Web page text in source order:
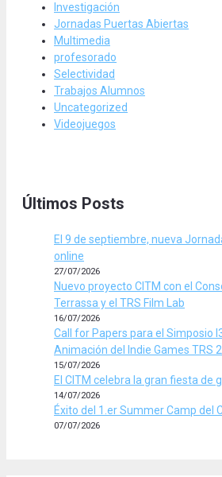
Investigación
Jornadas Puertas Abiertas
Multimedia
profesorado
Selectividad
Trabajos Alumnos
Uncategorized
Videojuegos
Últimos Posts
El 9 de septiembre, nueva
online
27/07/2026
Nuevo proyecto CITM con el
Terrassa y el TRS Film Lab
16/07/2026
Call for Papers para el Simposio
Animación del Indie Games TRS
15/07/2026
El CITM celebra la gran fiesta de
14/07/2026
Éxito del 1.er Summer Camp del
07/07/2026